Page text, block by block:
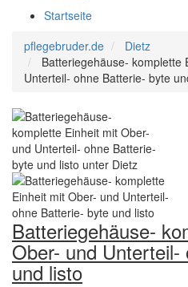
Startseite
pflegebruder.de
Dietz
Batteriegehäuse- komplette
Unterteil- ohne Batterie- byte
Batteriegehäuse-
Ober- und
und listo